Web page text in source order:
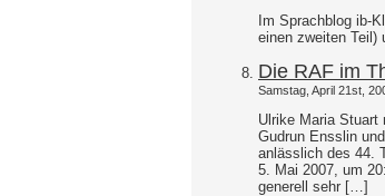
Im Sprachblog ib-
einen zweiten Teil)
Die RAF im
Samstag, April 21st,
Ulrike Maria
Gudrun Ensslin
anlässlich des 44.
5. Mai 2007, um
generell sehr […]